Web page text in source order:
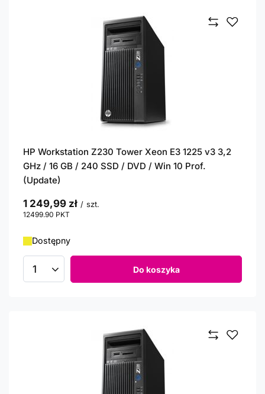
HP Workstation Z230 Tower Xeon E3 1225 v3 3,2
GHz / 16 GB / 240 SSD / DVD / Win 10 Prof.
(Update)
1 249,99 zł / szt.
12499.90 PKT
Dostępny
Ilość produktów Do koszyka